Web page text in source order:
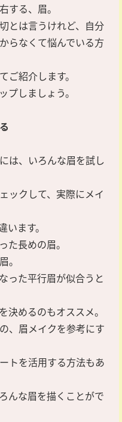
する、眉。
とは言うけれど、自分
らなくて悩んでいる方
ご紹介します。
プしましょう。
は、いろんな眉を試し
ックして、実際にメイ
ます。
た長めの眉。
。
った平行眉が似合うと
決めるのもオススメ。
、眉メイクを参考にす
トを活用する方法もあ
んな眉を描くことがで